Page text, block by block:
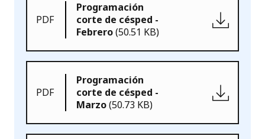
PDF
Programación
corte de césped -
Febrero(50.51 KB)
PDF
Programación
corte de césped -
Marzo(50.73 KB)